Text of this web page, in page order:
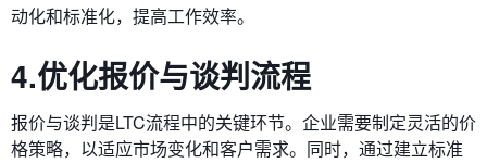
动化和标准化，提高工作效率。
4.优化报价与谈判流程
报价与谈判是LTC流程中的关键环节。企业需要制定灵活的价
格策略，以适应市场变化和客户需求。同时，通过建立标准